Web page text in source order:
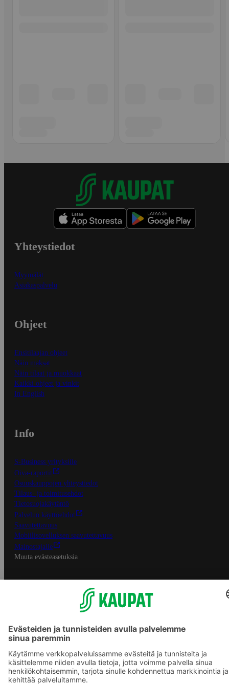
Yhteystiedot
Myymälät
Asiakaspalvelu
Ohjeet
Ensitilaajan ohjeet
Näin maksat
Näin tilaat ja muokkaat
Kaikki ohjeet ja vinkit
In English
Info
S-Business yrityksille
Oiva-raportit
Osuuskauppojen yhteystiedot
Tilaus- ja toimitusehdot
Tietosuojakäytäntö
Palvelun käyttöehdot
Saavutettavuus
Mobiilisovelluksen saavutettavuus
Mainostajalle
Muuta evästeasetuksia
S-ryhmän palvelut
S-ryhmä
Asiakasomistajuus
S-ostoslista -sovellus
Prisma.fi
Sokos.fi